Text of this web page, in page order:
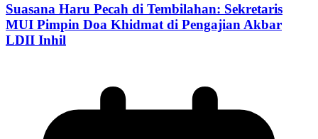
Suasana Haru Pecah di Tembilahan: Sekretaris
MUI Pimpin Doa Khidmat di Pengajian Akbar
LDII Inhil